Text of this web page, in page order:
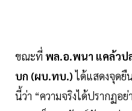
ขณะที่ พล.อ.พนา แคล้ว
บก (ผบ.ทบ.)ได้แสดงจุดยื
นี้ว่า “ความจริงได้ปรากฏอ